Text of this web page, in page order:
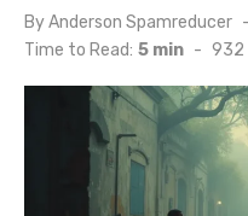
ByAnderson Spamreducer
Time to Read: 5 min - 932